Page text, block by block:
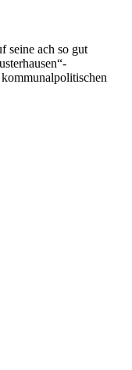
seine ach so gut